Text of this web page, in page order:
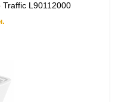
Traffic L90112000